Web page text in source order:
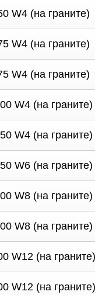
W4 (на граните)
W4 (на граните)
W4 (на граните)
W4 (на граните)
W4 (на граните)
W6 (на граните)
W8 (на граните)
W8 (на граните)
W12 (на граните)
W12 (на граните)